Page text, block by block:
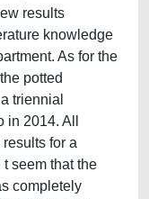
results
knowledge
As for the
potted
triennial
2014. All
for a
seem that the
completely